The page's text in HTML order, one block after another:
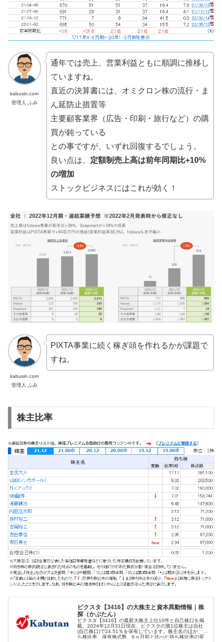
kabusin.com
管理人 ふみ
通年では売上、営業利益ともに順調に推移し
ていますね。
直近の決算書には、オミクロン株の流行・ま
ん延防止措置等
主要顧客業界（広告・印刷・旅行など）の購
買が鈍っている
との事ですが、いずれ回復するでしょう。
良い点は、 定額制売上高は前年同期比+10%
の増加
ストックビジネスにはこれが効く！
kabusin.com
管理人 ふみ
PIXTA事業に続く稼ぎ頭を作れるかが課題で
すね。
株主比率
ピクスタ【3416】の大株主と資本異動情報｜株
探（かぶたん）
ピクスタ【3416】の最新大株主上位10件と自己株口を掲
載。2024年12月31日現在、ピクスタの第1位株主は自社
(自己株口)で24.51％を保有しています。株主名のほか、持
ち株比率、保有株式数、6ヵ月前と比べた持ち株比率の変